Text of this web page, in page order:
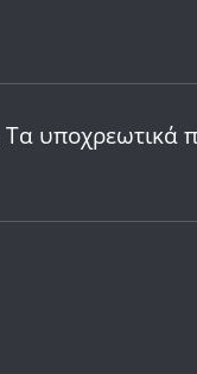
Τα υποχρεωτικά